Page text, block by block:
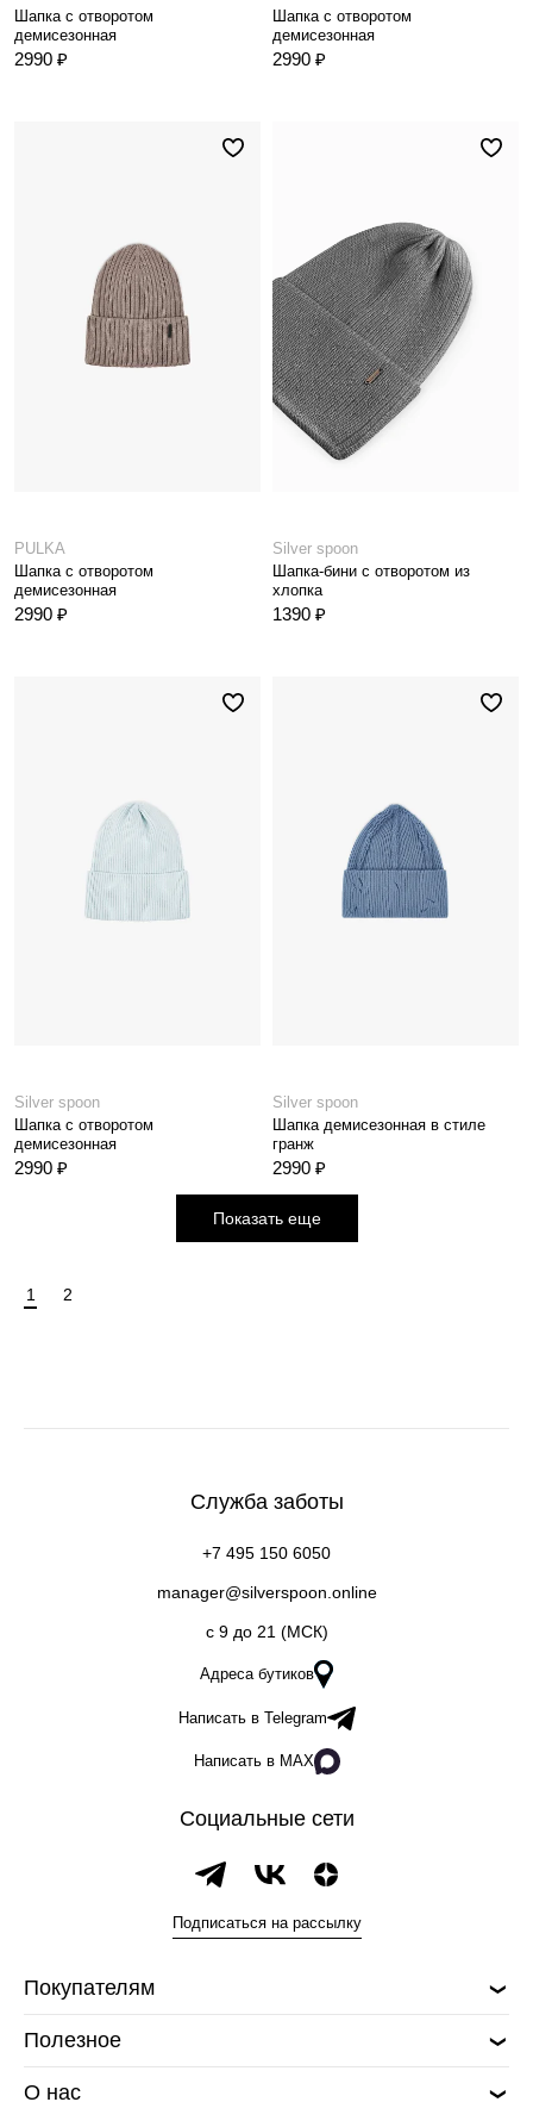
Шапка с отворотом
демисезонная
2990 ₽
Шапка с отворотом
демисезонная
2990 ₽
PULKA
Шапка с отворотом
демисезонная
2990 ₽
Silver spoon
Шапка-бини с отворотом из
хлопка
1390 ₽
Silver spoon
Шапка с отворотом
демисезонная
2990 ₽
Silver spoon
Шапка демисезонная в стиле
гранж
2990 ₽
Показать еще
1 2
Служба заботы
+7 495 150 6050
manager@silverspoon.online
c 9 до 21 (МСК)
Адреса бутиков
Написать в Telegram
Написать в MAX
Социальные сети
Подписаться на рассылку
Покупателям
Полезное
О нас